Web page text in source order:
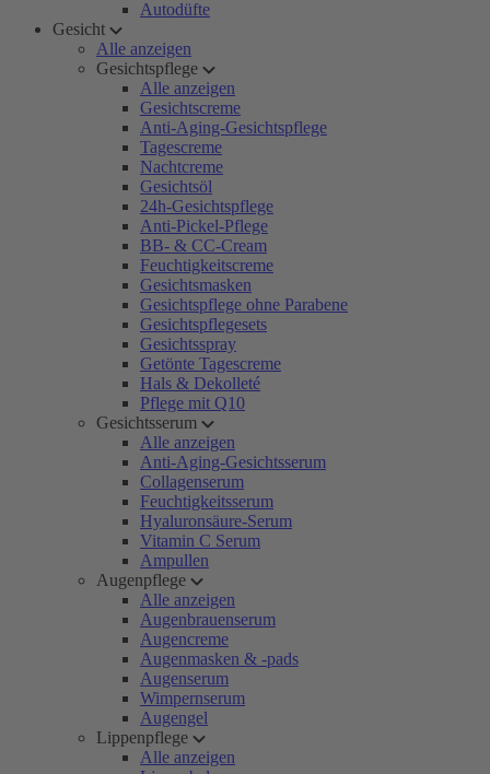
Autodüfte
Gesicht
Alle anzeigen
Gesichtspflege
Alle anzeigen
Gesichtscreme
Anti-Aging-Gesichtspflege
Tagescreme
Nachtcreme
Gesichtsöl
24h-Gesichtspflege
Anti-Pickel-Pflege
BB- & CC-Cream
Feuchtigkeitscreme
Gesichtsmasken
Gesichtspflege ohne Parabene
Gesichtspflegesets
Gesichtsspray
Getönte Tagescreme
Hals & Dekolleté
Pflege mit Q10
Gesichtsserum
Alle anzeigen
Anti-Aging-Gesichtsserum
Collagenserum
Feuchtigkeitsserum
Hyaluronsäure-Serum
Vitamin C Serum
Ampullen
Augenpflege
Alle anzeigen
Augenbrauenserum
Augencreme
Augenmasken & -pads
Augenserum
Wimpernserum
Augengel
Lippenpflege
Alle anzeigen